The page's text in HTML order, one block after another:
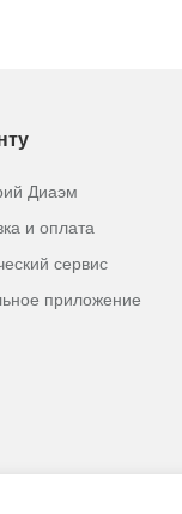
Диаэм
и оплата
сервис
приложение